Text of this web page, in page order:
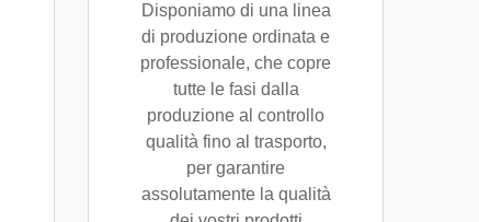
Disponiamo di una linea
di produzione ordinata e
professionale, che copre
tutte le fasi dalla
produzione al controllo
qualità fino al trasporto,
per garantire
assolutamente la qualità